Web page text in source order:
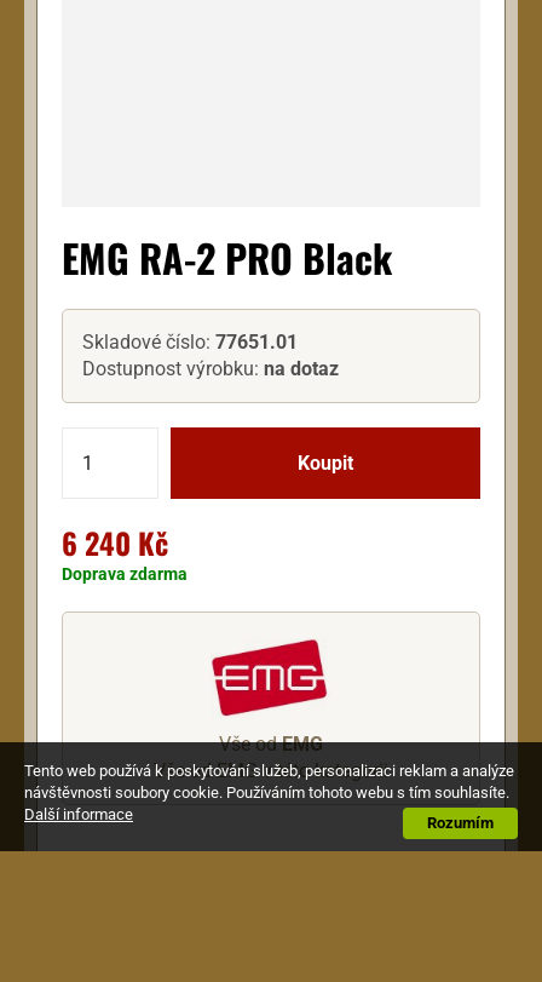
EMG RA-2 PRO Black
Skladové číslo: 77651.01
Dostupnost výrobku: na dotaz
6 240 Kč
Doprava zdarma
Vše odEMG
Vše od EMG v této kategorii
Tento web používá k poskytování služeb, personalizaci reklam a analýze
návštěvnosti soubory cookie. Používáním tohoto webu s tím souhlasíte.
Rozumím
Další informace